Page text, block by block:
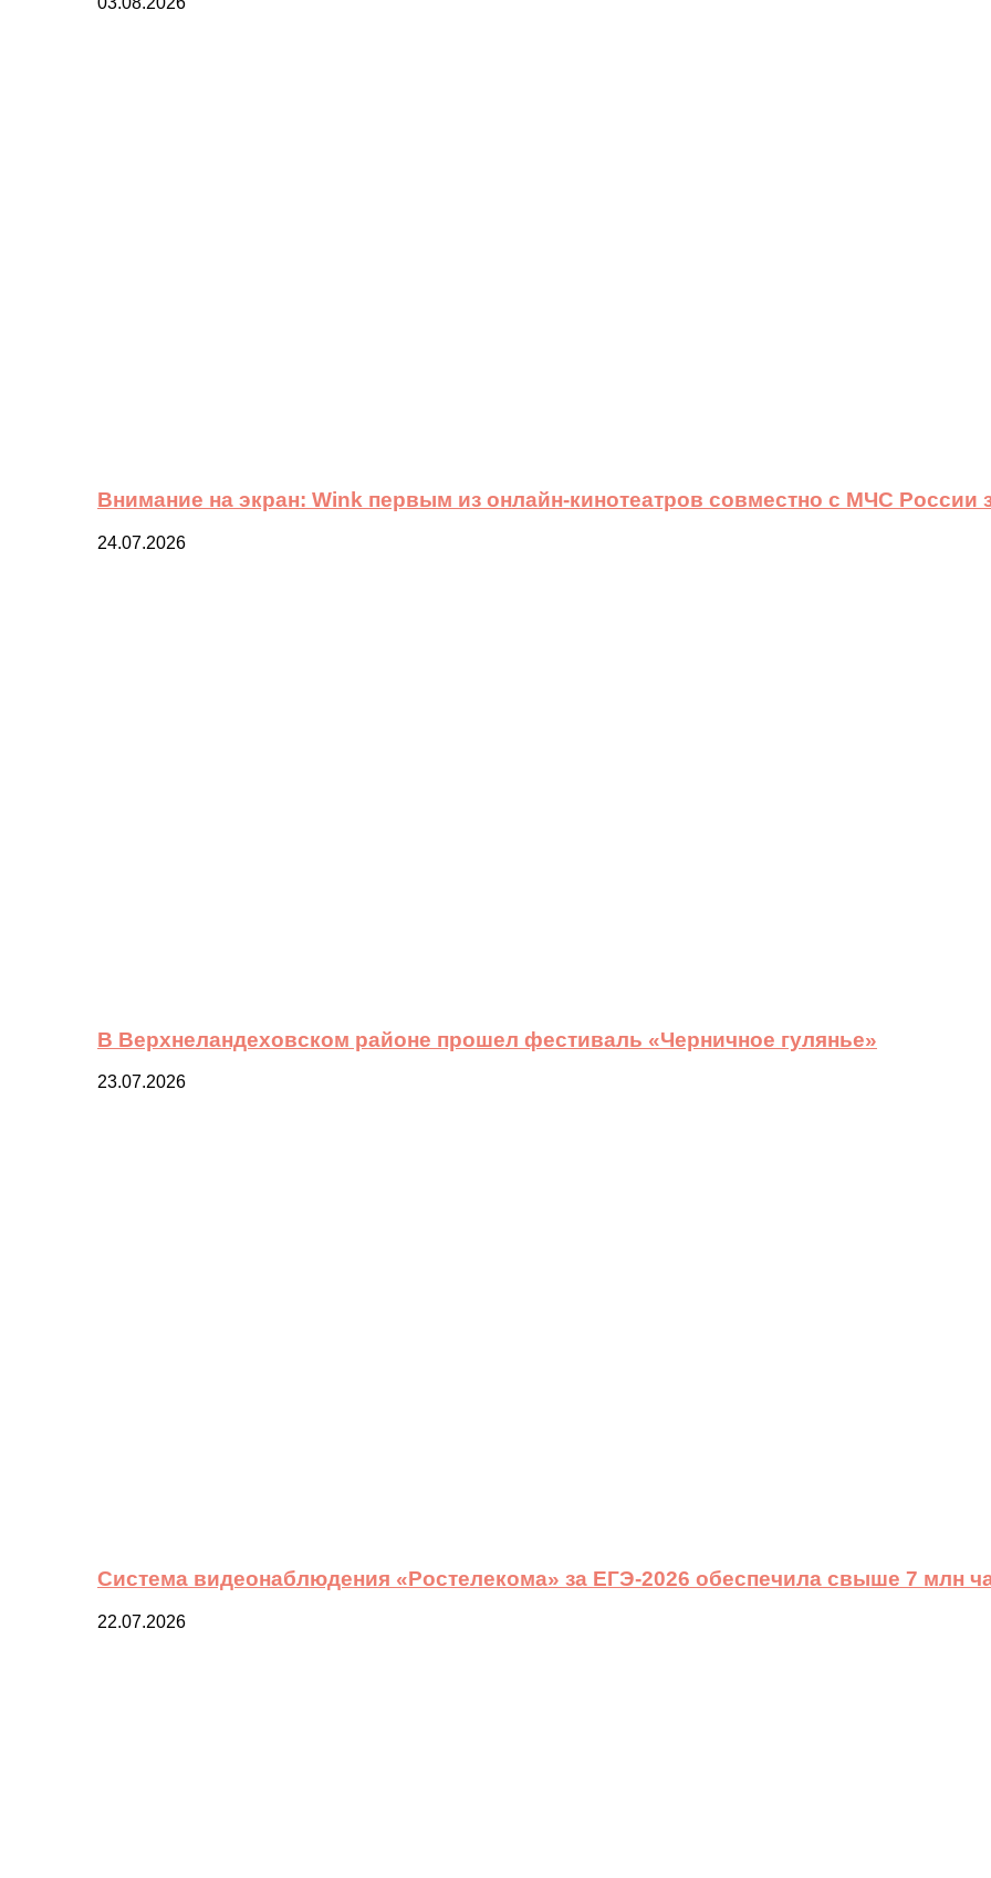
Внимание на экран: Wink первым из онлайн-кинотеатров совместно с МЧС России
24.07.2026
В Верхнеландеховском районе прошел фестиваль «Черничное гулянье»
23.07.2026
Система видеонаблюдения «Ростелекома» за ЕГЭ-2026 обеспечила свыше 7 млн
22.07.2026